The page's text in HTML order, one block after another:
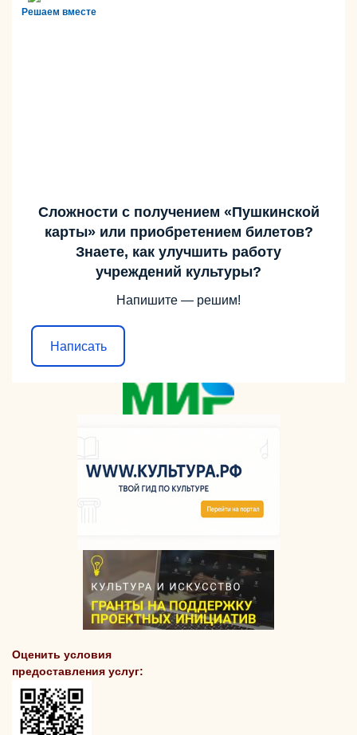
Решаем вместе
Сложности с получением «Пушкинской
карты» или приобретением билетов?
Знаете, как улучшить работу
учреждений культуры?
Напишите — решим!
Написать
Оценить условия
предоставления услуг: